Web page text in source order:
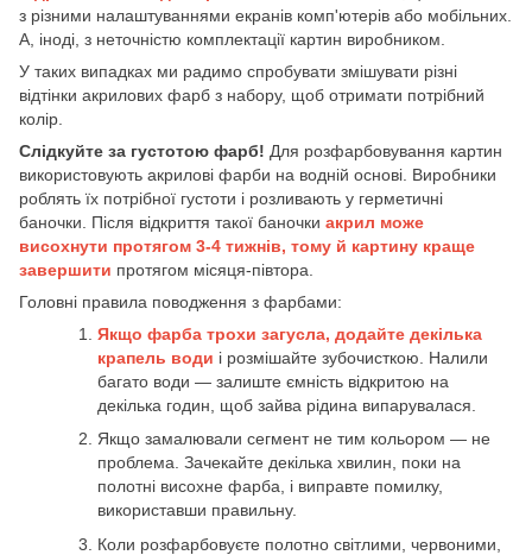
з різними налаштуваннями екранів комп'ютерів або мобільних.
А, іноді, з неточністю комплектації картин виробником.
У таких випадках ми радимо спробувати змішувати різні
відтінки акрилових фарб з набору, щоб отримати потрібний
колір.
Слідкуйте за густотою фарб! Для розфарбовування картин
використовують акрилові фарби на водній основі. Виробники
роблять їх потрібної густоти і розливають у герметичні
баночки. Після відкриття такої баночки акрил може
висохнути протягом 3-4 тижнів, тому й картину краще
завершити протягом місяця-півтора.
Головні правила поводження з фарбами:
Якщо фарба трохи загусла, додайте декілька
крапель води і розмішайте зубочисткою. Налили
багато води — залиште ємність відкритою на
декілька годин, щоб зайва рідина випарувалася.
Якщо замалювали сегмент не тим кольором — не
проблема. Зачекайте декілька хвилин, поки на
полотні висохне фарба, і виправте помилку,
використавши правильну.
Коли розфарбовуєте полотно світлими, червоними,